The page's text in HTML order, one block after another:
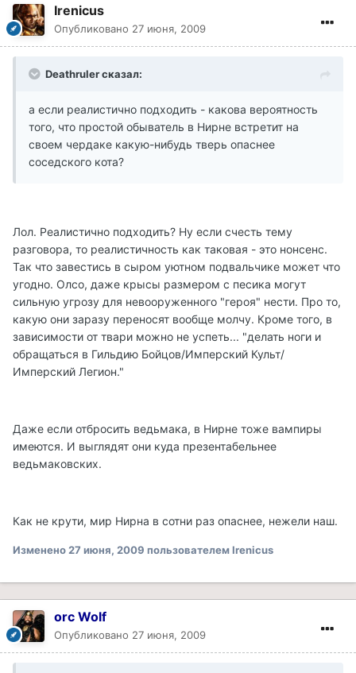
Irenicus
Опубликовано 27 июня, 2009
Deathruler сказал:
а если реалистично подходить - какова вероятность
того, что простой обыватель в Нирне встретит на
своем чердаке какую-нибудь тверь опаснее
соседского кота?
Лол. Реалистично подходить? Ну если счесть тему
разговора, то реалистичность как таковая - это нонсенс.
Так что завестись в сыром уютном подвальчике может что
угодно. Олсо, даже крысы размером с песика могут
сильную угрозу для невооруженного "героя" нести. Про то,
какую они заразу переносят вообще молчу. Кроме того, в
зависимости от твари можно не успеть... "делать ноги и
обращаться в Гильдию Бойцов/Имперский Культ/
Имперский Легион."
Даже если отбросить ведьмака, в Нирне тоже вампиры
имеются. И выглядят они куда презентабельнее
ведьмаковских.
Как не крути, мир Нирна в сотни раз опаснее, нежели наш.
Изменено27 июня, 2009 пользователем Irenicus
orc Wolf
Опубликовано 27 июня, 2009